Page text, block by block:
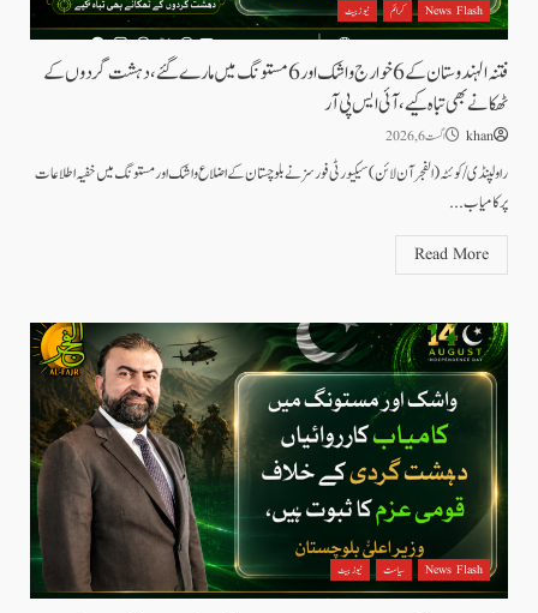
News Flash کرائم نیوز بیٹ
فتنہ الہندوستان کے 6 خوارج واشک اور 6 مستونگ میں مارے گئے، دہشت گردوں کے
ٹھکانے بھی تباہ کیے،آئی ایس پی آر
khan اگست 6, 2026
راولپنڈی/کوئٹہ (الفجرآن لائن) سیکیورٹی فورسز نے بلوچستان کے اضلاع واشک اور مستونگ میں خفیہ اطلاعات
پر کامیاب...
Read More
News Flash سیاست نیوز بیٹ